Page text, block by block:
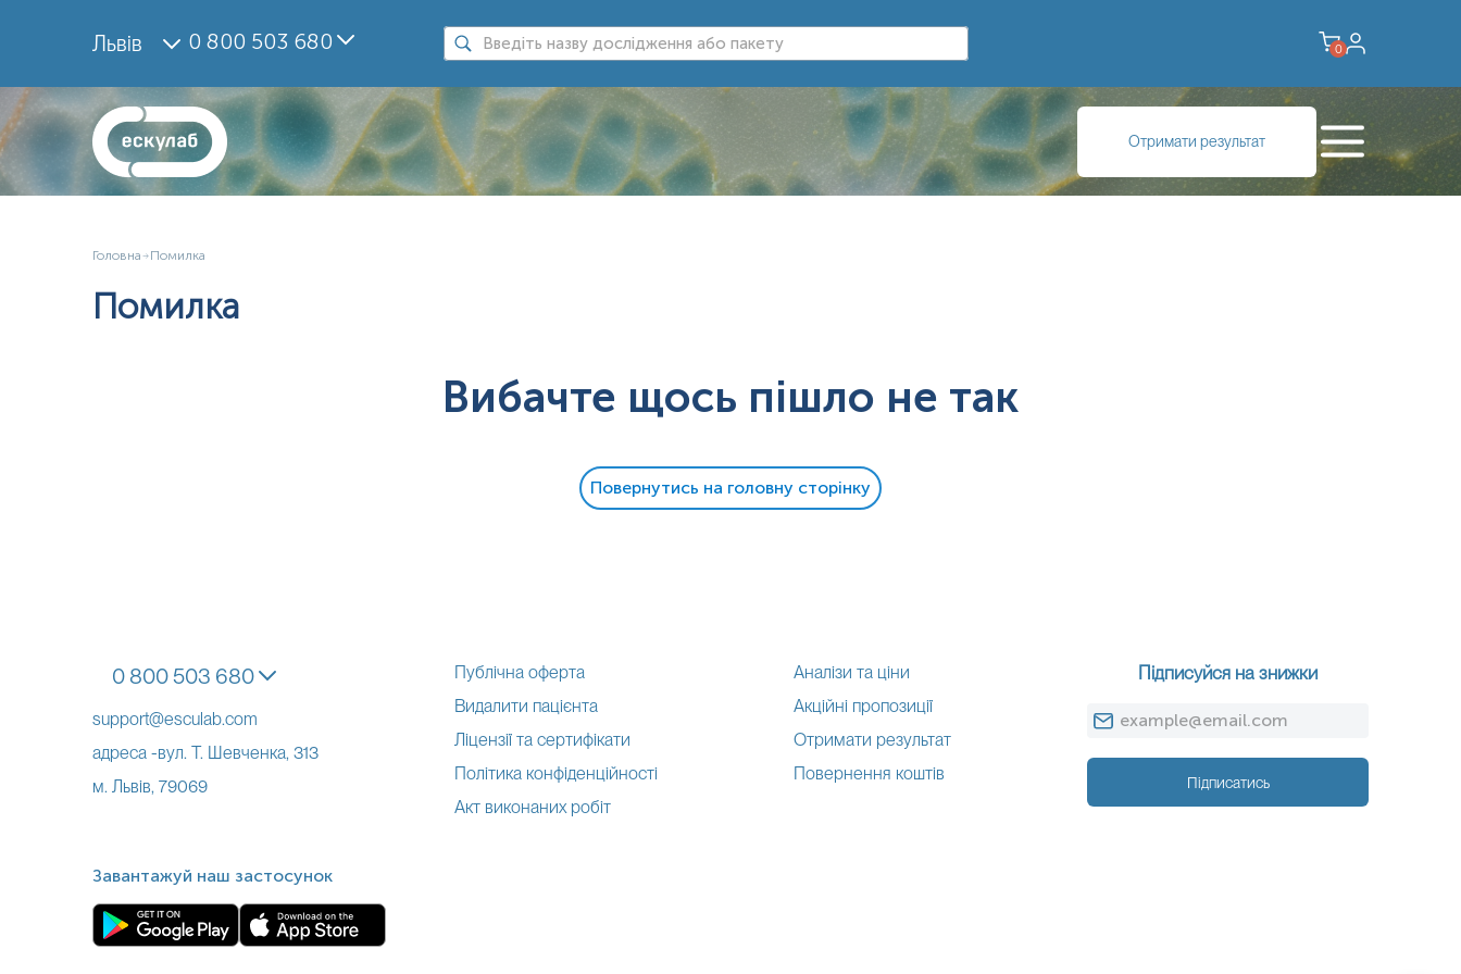
Львів 0 800 503 680 0
Отримати результат
Головна Помилка
Помилка
Вибачте щось пішло не так
Повернутись на головну сторінку
0 800 503 680
support@esculab.com
адреса -вул. Т. Шевченка, 313
м. Львів, 79069
Публічна оферта
Видалити пацієнта
Ліцензії та сертифікати
Політика конфіденційності
Акт виконаних робіт
Аналізи та ціни
Акційні пропозиції
Отримати результат
Повернення коштів
Підписуйся на знижки
Підписатись
Завантажуй наш застосунок